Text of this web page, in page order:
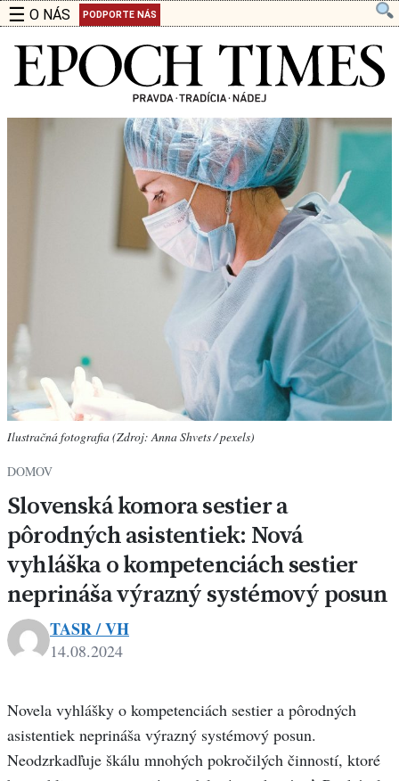
☰ O NÁS PODPORTE NÁS
Ilustračná fotografia (Zdroj: Anna Shvets / pexels)
DOMOV
Slovenská komora sestier a
pôrodných asistentiek: Nová
vyhláška o kompetenciách sestier
neprináša výrazný systémový posun
TASR / VH
14.08.2024
Novela vyhlášky o kompetenciách sestier a pôrodných
asistentiek neprináša výrazný systémový posun.
Neodzrkadľuje škálu mnohých pokročilých činností, ktoré